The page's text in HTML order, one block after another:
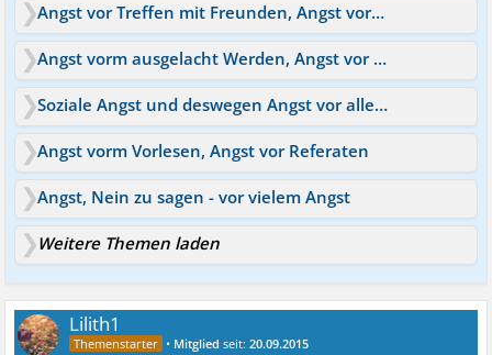
Angst vor Treffen mit Freunden, Angst vorm Telefonieren, usw
Angst vorm ausgelacht Werden, Angst vor Kollegen
Soziale Angst und deswegen Angst vor allem
Angst vorm Vorlesen, Angst vor Referaten
Angst, Nein zu sagen - vor vielem Angst
Weitere Themen laden
Lilith1
• Mitglied seit:20.09.2015